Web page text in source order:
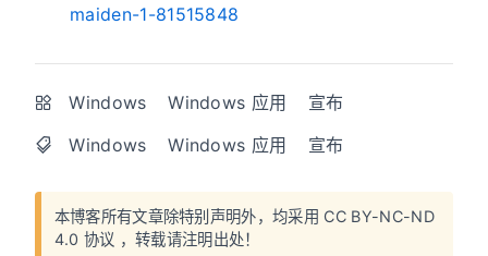
maiden-1-81515848
Windows Windows 应用
宣布
Windows
Windows 应用 宣布
本博客所有文章除特别声明外，均采用 CC BY-NC-ND
4.0 协议 ，转载请注明出处！